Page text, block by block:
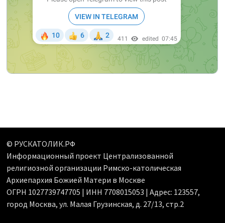
© РУСКАТОЛИК.РФ
Информационный проект Централизованной
религиозной организации Римско-католическая
Архиепархия Божией Матери в Москве
ОГРН 1027739747705 | ИНН 7708015053 | Адрес: 123557,
город Москва, ул. Малая Грузинская, д. 27/13, стр.2